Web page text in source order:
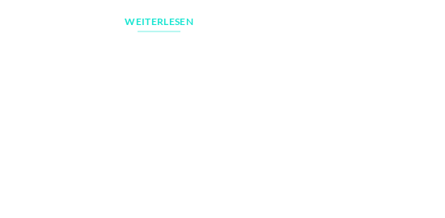
WEITERLESEN